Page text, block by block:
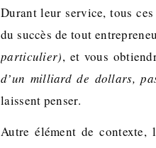
Durant leur service, tous
du succès de tout
particulier), et vous
d’un milliard de dollars,
laissent penser.
Autre élément de